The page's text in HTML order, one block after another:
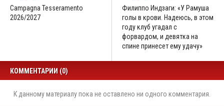
Campagna Tesseramento
2026/2027
Филиппо Индзаги: «У Рамуша
голы в крови. Надеюсь, в этом
году клуб угадал с
форвардом, и девятка на
спине принесет ему удачу»
КОММЕНТАРИИ (0)
К данному материалу пока не оставлено ни одного комментария.